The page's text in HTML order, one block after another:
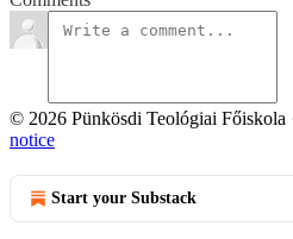
© 2026 Pünkösdi Teológiai Főiskola
notice
Start your Substack